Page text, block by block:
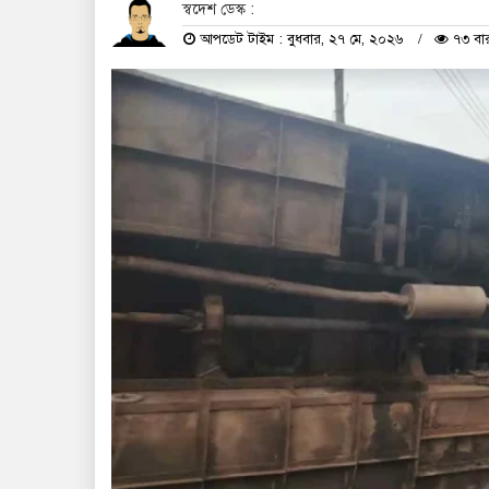
স্বদেশ ডেস্ক :
আপডেট টাইম : বুধবার, ২৭ মে, ২০২৬ ৭৩